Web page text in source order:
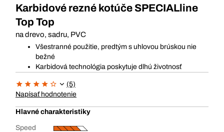
Karbidové rezné kotúče SPECIALline
Top Top
na drevo, sadru, PVC
Všestranné použitie, predtým s uhlovou brúskou nie
bežné
Karbidová technológia poskytuje dlhú životnosť
(5)
Napísať hodnotenie
Hlavné charakteristiky
Speed